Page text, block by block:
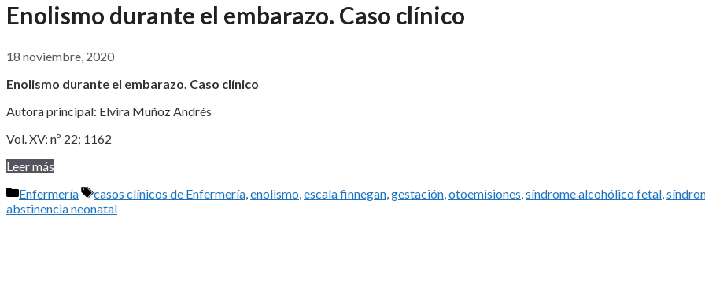
Enolismo durante el embarazo. Caso clínico
18 noviembre, 2020
Enolismo durante el embarazo. Caso clínico
Autora principal: Elvira Muñoz Andrés
Vol. XV; nº 22; 1162
Leer más
Categorías
Enfermería Etiquetas
casos clínicos de Enfermería,enolismo,escala finnegan,gestación,otoemisiones,síndrome alcohólico fetal,
abstinencia neonatal